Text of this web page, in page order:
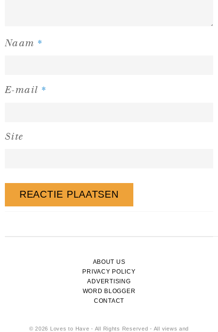
Naam *
E-mail *
Site
ABOUT US
PRIVACY POLICY
ADVERTISING
WORD BLOGGER
CONTACT
© 2026 Loves to Have - All Rights Reserved - All views and